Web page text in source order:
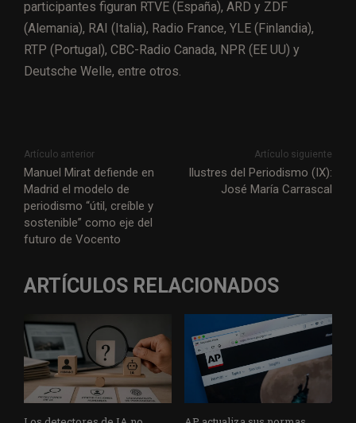
participantes figuran RTVE (España), ARD y ZDF
(Alemania), RAI (Italia), Radio France, YLE (Finlandia),
RTP (Portugal), CBC-Radio Canada, NPR (EE UU) y
Deutsche Welle, entre otros.
Artículo anterior
Manuel Mirat defiende en
Madrid el modelo de
periodismo “útil, creíble y
sostenible” como eje del
futuro de Vocento
Artículo siguiente
Ilustres del Periodismo (IX):
José María Carrascal
ARTÍCULOS RELACIONADOS